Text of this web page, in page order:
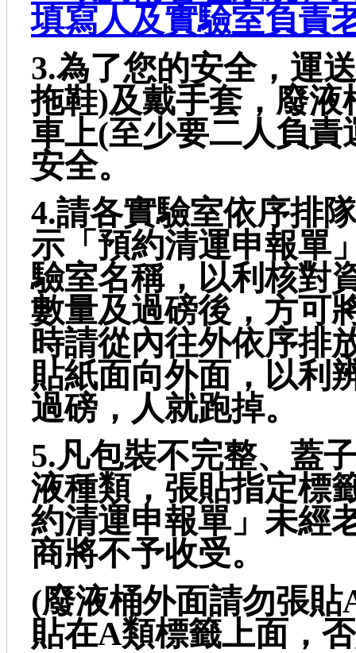
填寫人及實驗室負責
3.為了您的安全，運
拖鞋)及戴手套，廢
車上(至少要二人負
安全。
4.請各實驗室依序排
示「預約清運申報單
驗室名稱，以利核對
數量及過磅後，方可
時請從內往外依序排
貼紙面向外面，以利
過磅，人就跑掉。
5.凡包裝不完整、蓋
液種類，張貼指定標
約清運申報單」未經
商將不予收受。
(廢液桶外面請勿張
貼在A類標籤上面，